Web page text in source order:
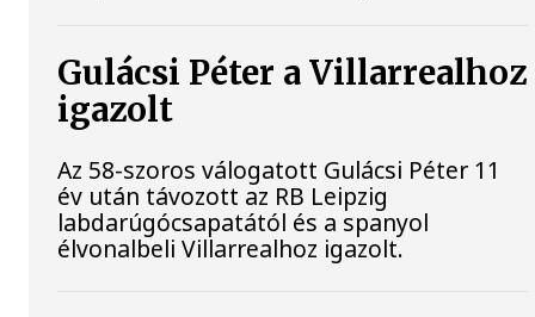
Gulácsi Péter a Villarrealhoz
igazolt
Az 58-szoros válogatott Gulácsi Péter 11
év után távozott az RB Leipzig
labdarúgócsapatától és a spanyol
élvonalbeli Villarrealhoz igazolt.